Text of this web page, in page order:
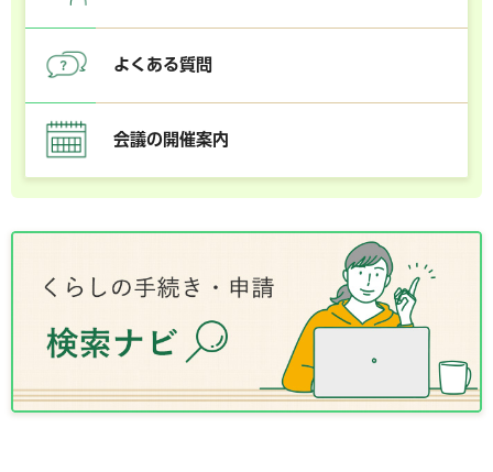
よくある質問
会議の開催案内